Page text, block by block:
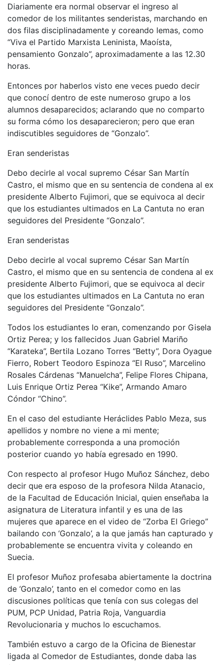
Diariamente era normal observar el ingreso al
comedor de los militantes senderistas, marchando en
dos filas disciplinadamente y coreando lemas, como
“Viva el Partido Marxista Leninista, Maoísta,
pensamiento Gonzalo”, aproximadamente a las 12.30
horas.
Entonces por haberlos visto ene veces puedo decir
que conocí dentro de este numeroso grupo a los
alumnos desaparecidos; aclarando que no comparto
su forma cómo los desaparecieron; pero que eran
indiscutibles seguidores de “Gonzalo”.
Eran senderistas
Debo decirle al vocal supremo César San Martín
Castro, el mismo que en su sentencia de condena al ex
presidente Alberto Fujimori, que se equivoca al decir
que los estudiantes ultimados en La Cantuta no eran
seguidores del Presidente “Gonzalo”.
Eran senderistas
Debo decirle al vocal supremo César San Martín
Castro, el mismo que en su sentencia de condena al ex
presidente Alberto Fujimori, que se equivoca al decir
que los estudiantes ultimados en La Cantuta no eran
seguidores del Presidente “Gonzalo”.
Todos los estudiantes lo eran, comenzando por Gisela
Ortiz Perea; y los fallecidos Juan Gabriel Mariño
“Karateka”, Bertila Lozano Torres “Betty”, Dora Oyague
Fierro, Robert Teodoro Espinoza “El Ruso”, Marcelino
Rosales Cárdenas “Manuelcha”, Felipe Flores Chipana,
Luis Enrique Ortiz Perea “Kike”, Armando Amaro
Cóndor “Chino”.
En el caso del estudiante Heráclides Pablo Meza, sus
apellidos y nombre no viene a mi mente;
probablemente corresponda a una promoción
posterior cuando yo había egresado en 1990.
Con respecto al profesor Hugo Muñoz Sánchez, debo
decir que era esposo de la profesora Nilda Atanacio,
de la Facultad de Educación Inicial, quien enseñaba la
asignatura de Literatura infantil y es una de las
mujeres que aparece en el video de “Zorba El Griego”
bailando con ‘Gonzalo’, a la que jamás han capturado y
probablemente se encuentra vivita y coleando en
Suecia.
El profesor Muñoz profesaba abiertamente la doctrina
de ‘Gonzalo’, tanto en el comedor como en las
discusiones políticas que tenía con sus colegas del
PUM, PCP Unidad, Patria Roja, Vanguardia
Revolucionaria y muchos lo escuchamos.
También estuvo a cargo de la Oficina de Bienestar
ligada al Comedor de Estudiantes, donde daba las